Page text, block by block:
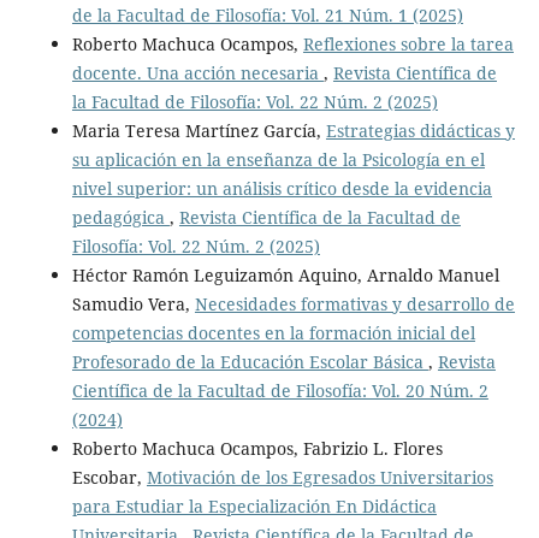
de la Facultad de Filosofía: Vol. 21 Núm. 1 (2025)
Roberto Machuca Ocampos, Reflexiones sobre la tarea
docente. Una acción necesaria , Revista Científica de
la Facultad de Filosofía: Vol. 22 Núm. 2 (2025)
Maria Teresa Martínez García, Estrategias didácticas y
su aplicación en la enseñanza de la Psicología en el
nivel superior: un análisis crítico desde la evidencia
pedagógica , Revista Científica de la Facultad de
Filosofía: Vol. 22 Núm. 2 (2025)
Héctor Ramón Leguizamón Aquino, Arnaldo Manuel
Samudio Vera, Necesidades formativas y desarrollo de
competencias docentes en la formación inicial del
Profesorado de la Educación Escolar Básica , Revista
Científica de la Facultad de Filosofía: Vol. 20 Núm. 2
(2024)
Roberto Machuca Ocampos, Fabrizio L. Flores
Escobar, Motivación de los Egresados Universitarios
para Estudiar la Especialización En Didáctica